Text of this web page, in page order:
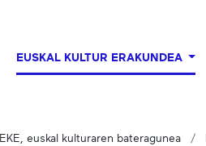
EUSKAL KULTUR ERAKUNDEA
EKE, euskal kulturaren bateragunea